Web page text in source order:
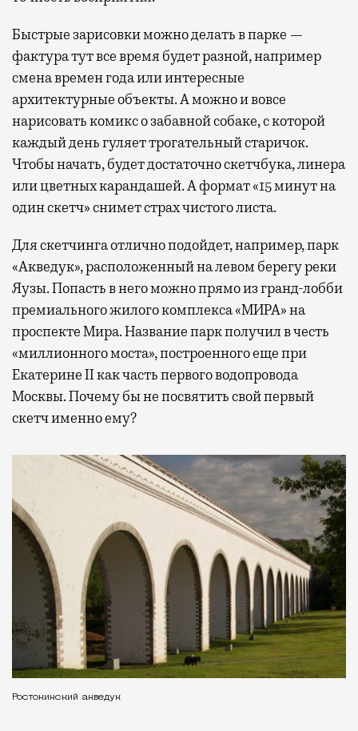
Быстрые зарисовки можно делать в парке —
фактура тут все время будет разной, например
смена времен года или интересные
архитектурные объекты. А можно и вовсе
нарисовать комикс о забавной собаке, с которой
каждый день гуляет трогательный старичок.
Чтобы начать, будет достаточно скетчбука, линера
или цветных карандашей. А формат «15 минут на
один скетч» снимет страх чистого листа.
Для скетчинга отлично подойдет, например, парк
«Акведук», расположенный на левом берегу реки
Яузы. Попасть в него можно прямо из гранд-лобби
премиального жилого комплекса «МИРА» на
проспекте Мира. Название парк получил в честь
«миллионного моста», построенного еще при
Екатерине II как часть первого водопровода
Москвы. Почему бы не посвятить свой первый
скетч именно ему?
Ростокинский акведук